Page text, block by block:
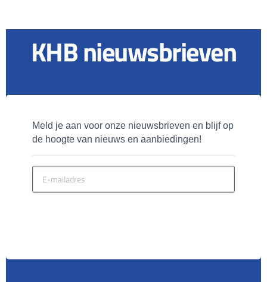
KHB nieuwsbrieven
Meld je aan voor onze nieuwsbrieven en blijf op
de hoogte van nieuws en aanbiedingen!